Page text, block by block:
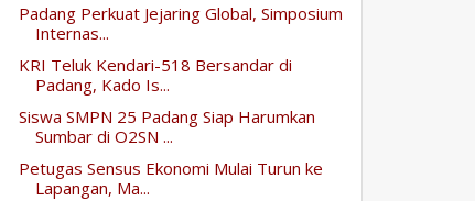
Padang Perkuat Jejaring Global, Simposium
Internas...
KRI Teluk Kendari-518 Bersandar di
Padang, Kado Is...
Siswa SMPN 25 Padang Siap Harumkan
Sumbar di O2SN ...
Petugas Sensus Ekonomi Mulai Turun ke
Lapangan, Ma...